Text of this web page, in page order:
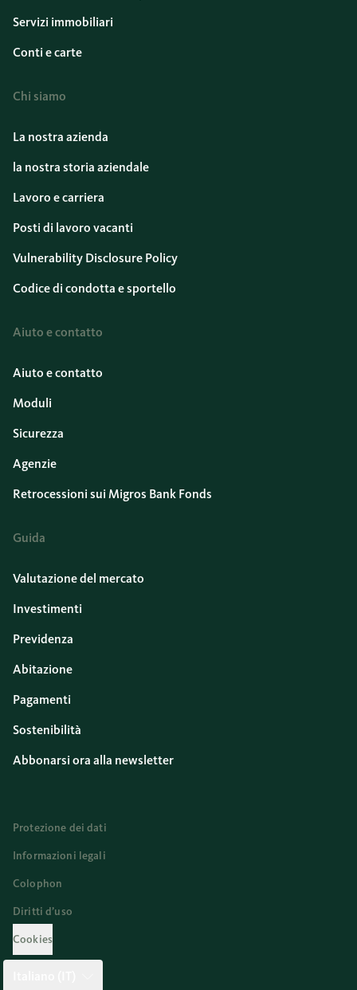
Servizi immobiliari
Conti e carte
Chi siamo
La nostra azienda
la nostra storia aziendale
Lavoro e carriera
Posti di lavoro vacanti
Vulnerability Disclosure Policy
Codice di condotta e sportello
Aiuto e contatto
Aiuto e contatto
Moduli
Sicurezza
Agenzie
Retrocessioni sui Migros Bank Fonds
Guida
Valutazione del mercato
Investimenti
Previdenza
Abitazione
Pagamenti
Sostenibilità
Abbonarsi ora alla newsletter
Protezione dei dati
Informazioni legali
Colophon
Diritti d’uso
Cookies